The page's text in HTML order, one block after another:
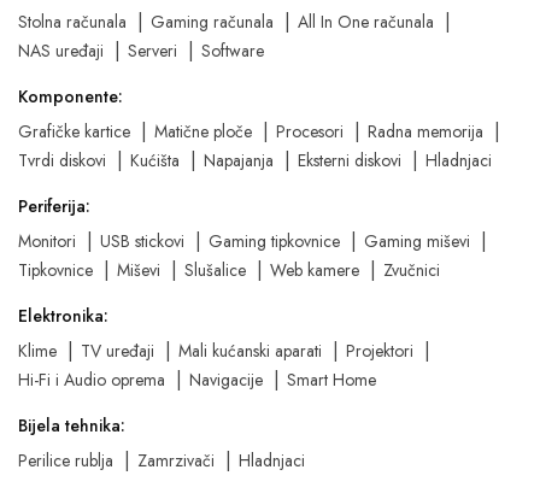
Stolna računala
Gaming računala
All In One računala
NAS uređaji
Serveri
Software
Komponente:
Grafičke kartice
Matične ploče Procesori
Radna memorija
Tvrdi diskovi
Kućišta Napajanja Eksterni diskovi
Hladnjaci
Periferija:
Monitori
USB stickovi Gaming tipkovnice
Gaming miševi
Tipkovnice
Miševi Slušalice Web kamere
Zvučnici
Elektronika:
Klime
TV uređaji Mali kućanski aparati
Projektori
Hi-Fi i Audio oprema
Navigacije
Smart Home
Bijela tehnika:
Perilice rublja
Zamrzivači Hladnjaci